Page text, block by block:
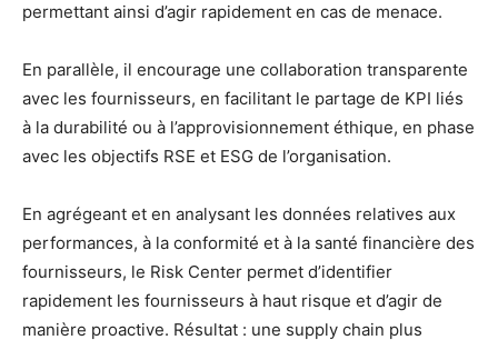
permettant ainsi d’agir rapidement en cas de menace.
En parallèle, il encourage une collaboration transparente
avec les fournisseurs, en facilitant le partage de KPI liés
à la durabilité ou à l’approvisionnement éthique, en phase
avec les objectifs RSE et ESG de l’organisation.
En agrégeant et en analysant les données relatives aux
performances, à la conformité et à la santé financière des
fournisseurs, le Risk Center permet d’identifier
rapidement les fournisseurs à haut risque et d’agir de
manière proactive. Résultat : une supply chain plus